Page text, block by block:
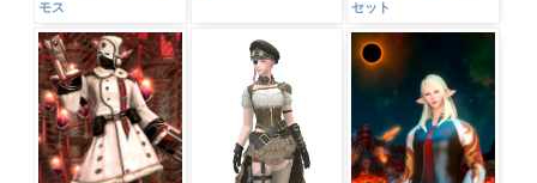
モス
セット